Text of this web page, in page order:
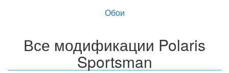
Обои
Все модификации Polaris
Sportsman